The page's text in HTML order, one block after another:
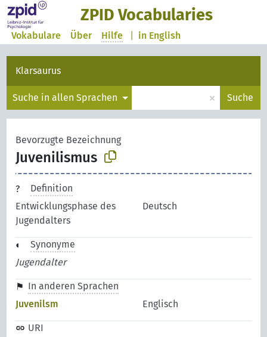
ZPID Vocabularies
in English
Vokabulare Über Hilfe
Klarsaurus
Suche in allen Sprachen × Suche
Bevorzugte Bezeichnung
Juvenilismus
Definition
Entwicklungsphase des
Jugendalters
Deutsch
Synonyme
Jugendalter
In anderen Sprachen
Juvenilsm
Englisch
URI